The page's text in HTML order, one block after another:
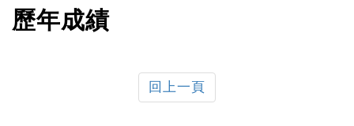
歷年成績
回上一頁